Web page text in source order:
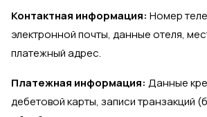
Контактная информация: Номер
электронной почты, данные отеля,
платежный адрес.
Платежная информация: Данные
дебетовой карты, записи транзакций